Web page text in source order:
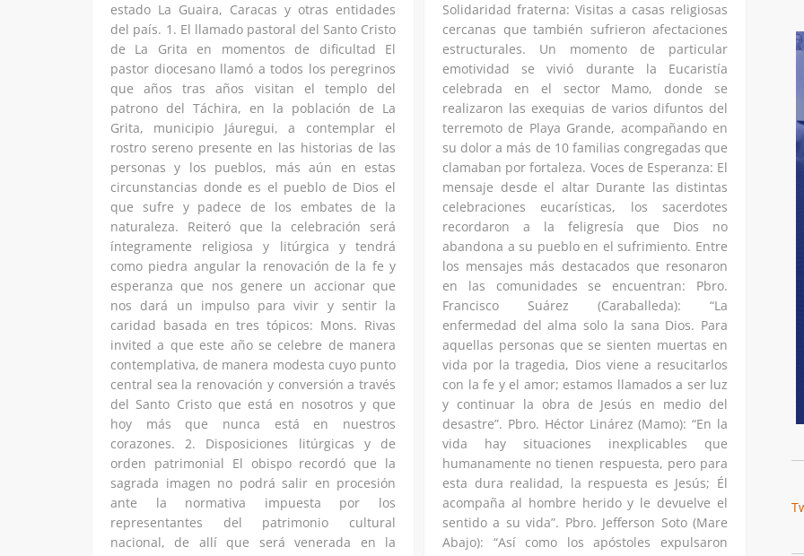
estado La Guaira, Caracas y otras entidades
del país. 1. El llamado pastoral del Santo Cristo
de La Grita en momentos de dificultad El
pastor diocesano llamó a todos los peregrinos
que años tras años visitan el templo del
patrono del Táchira, en la población de La
Grita, municipio Jáuregui, a contemplar el
rostro sereno presente en las historias de las
personas y los pueblos, más aún en estas
circunstancias donde es el pueblo de Dios el
que sufre y padece de los embates de la
naturaleza. Reiteró que la celebración será
íntegramente religiosa y litúrgica y tendrá
como piedra angular la renovación de la fe y
esperanza que nos genere un accionar que
nos dará un impulso para vivir y sentir la
caridad basada en tres tópicos: Mons. Rivas
invited a que este año se celebre de manera
contemplativa, de manera modesta cuyo punto
central sea la renovación y conversión a través
del Santo Cristo que está en nosotros y que
hoy más que nunca está en nuestros
corazones. 2. Disposiciones litúrgicas y de
orden patrimonial El obispo recordó que la
sagrada imagen no podrá salir en procesión
ante la normativa impuesta por los
representantes del patrimonio cultural
nacional, de allí que será venerada en la
Solidaridad fraterna: Visitas a casas religiosas
cercanas que también sufrieron afectaciones
estructurales. Un momento de particular
emotividad se vivió durante la Eucaristía
celebrada en el sector Mamo, donde se
realizaron las exequias de varios difuntos del
terremoto de Playa Grande, acompañando en
su dolor a más de 10 familias congregadas que
clamaban por fortaleza. Voces de Esperanza: El
mensaje desde el altar Durante las distintas
celebraciones eucarísticas, los sacerdotes
recordaron a la feligresía que Dios no
abandona a su pueblo en el sufrimiento. Entre
los mensajes más destacados que resonaron
en las comunidades se encuentran: Pbro.
Francisco Suárez (Caraballeda): “La
enfermedad del alma solo la sana Dios. Para
aquellas personas que se sienten muertas en
vida por la tragedia, Dios viene a resucitarlos
con la fe y el amor; estamos llamados a ser luz
y continuar la obra de Jesús en medio del
desastre”. Pbro. Héctor Linárez (Mamo): “En la
vida hay situaciones inexplicables que
humanamente no tienen respuesta, pero para
esta dura realidad, la respuesta es Jesús; Él
acompaña al hombre herido y le devuelve el
sentido a su vida”. Pbro. Jefferson Soto (Mare
Abajo): “Así como los apóstoles expulsaron